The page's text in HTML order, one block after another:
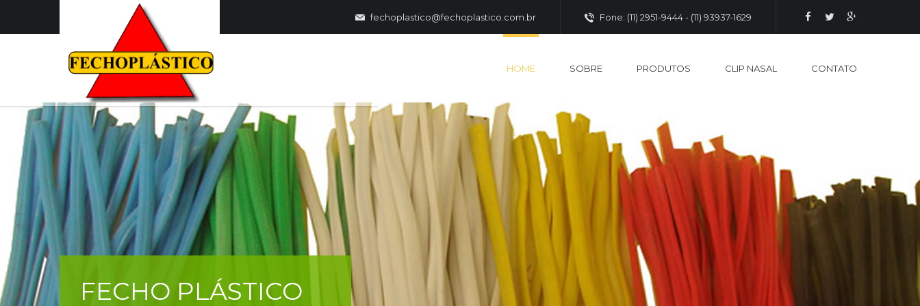
fechoplastico@fechoplastico.com.br Fone: (11) 2951-9444 - (11) 93937-1629
HOME SOBRE PRODUTOS CLIP NASAL CONTATO
FECHO PLÁSTICO